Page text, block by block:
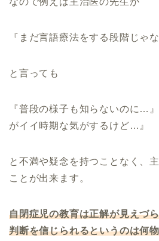
『まだ言語療法をする段階じゃ
と言っても
『普段の様子も知らないのに…
がイイ時期な気がするけど…』
と不満や疑念を持つことなく、
ことが出来ます。
自閉症児の教育は正解が見えづ
判断を信じられるというのは何